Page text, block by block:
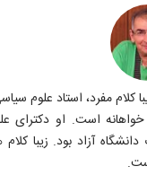
کلام مفرد، استاد علوم
خواهانه است. او دکترای
دانشگاه آزاد بود. زیبا